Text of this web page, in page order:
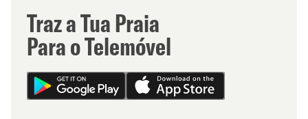
Traz a Tua Praia
Para o Telemóvel